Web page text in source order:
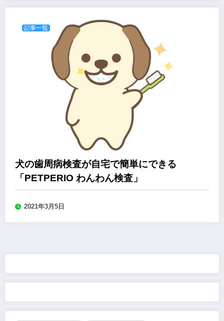
記事一覧
犬の歯周病検査が自宅で簡単にできる
「PETPERIO わんわん検査」
2021年3月5日